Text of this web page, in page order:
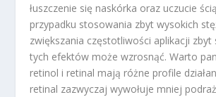
łuszczenie się naskórka oraz uczucie
przypadku stosowania zbyt wysokich
zwiększania częstotliwości aplikacji zbyt
tych efektów może wzrosnąć. Warto
retinol i retinal mają różne profile
retinal zazwyczaj wywołuje mniej